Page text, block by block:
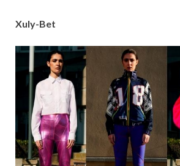
Xuly-Bet